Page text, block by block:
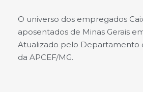
O universo dos empregados
aposentados de Minas Gerais
Atualizado pelo Departamento
da APCEF/MG.